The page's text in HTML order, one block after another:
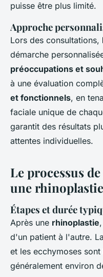
puisse être plus limité.
Approche
Lors des consultations,
démarche
préoccupations et
à une évaluation
et fonctionnels, en
faciale unique de
garantit des résultats
attentes individuelles.
Le processus
une rhinoplastie
Étapes et durée
Après une rhinoplastie
d'un patient à l'autre.
et les ecchymoses
généralement environ